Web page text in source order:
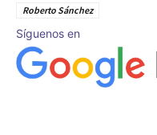
Roberto Sánchez
Síguenos en